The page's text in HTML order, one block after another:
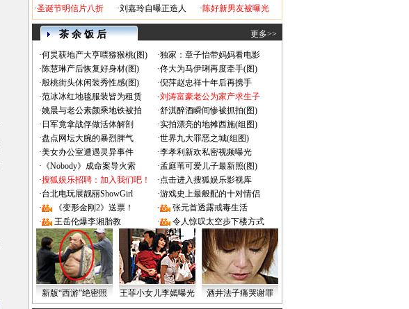
·圣诞节明信片八折
·刘嘉玲自曝正造人
·陈好新男友被曝光
茶 余 饭 后 更多>>
·何炅获地产大亨喂猕猴桃(图) ·独家：章子怡带妈妈看电影
·陈慧琳产后恢复好身材(图) ·佟大为马伊琍再度牵手(图)
·殷桃街头休闲装秀性感(图) ·倪萍赵忠祥十年后再携手
·范冰冰红地毯服装皆为租赁 ·刘涛富豪老公为家产求生子
·姚晨与老公素颜乘地铁被拍 ·舒淇醉酒瞬间惨被抓拍(图)
· 日军竟拿战俘做活体解剖 ·实拍漂亮的地摊西施(组图)
·盘点网坛大腕的暴烈脾气 ·世界九大罪恶之城(组图)
·美女办公室遭遇灵异事件 ·李孝利新欢私密视频曝光
· 《Nobody》成命案导火索 ·孟庭苇可爱儿子最新照(图)
·搜狐娱乐招聘：加入我们吧！ ·点击进入搜狐娱乐影视库
·台北电玩展靓丽ShowGirl ·游戏史上最般配的十对情侣
·
《变形金刚2》送票！ ·
张元首透露戒毒生活
·
王岳伦爆李湘胎教 · 令人惊叹太空步下楼方式
新版“西游”绝密照 王菲小女儿李嫣曝光 酒井法子痛哭谢罪